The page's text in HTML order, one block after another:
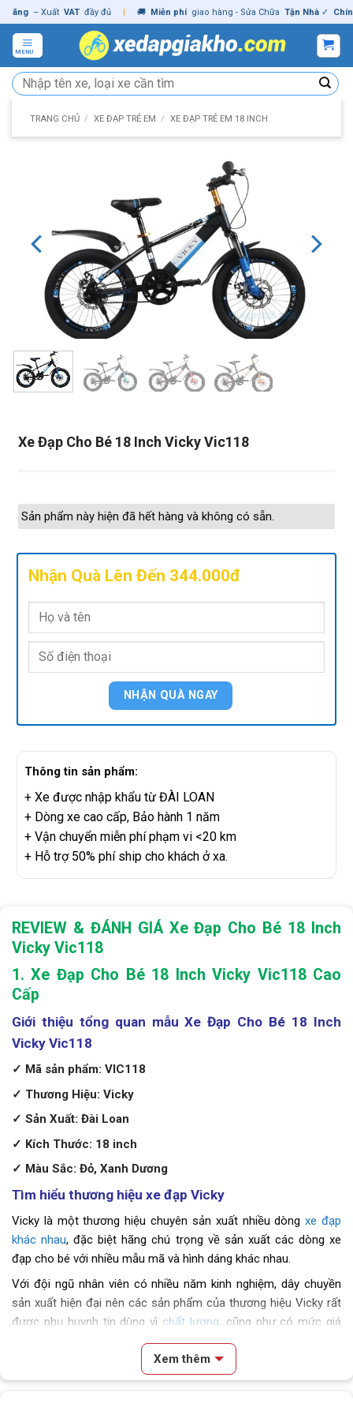
Skip
to
content
– Xuất VAT đầy đủ | 🚚 Miễn phí giao hàng - Sửa Chữa Tận Nhà ✓ Chính
MENU
Tìm
kiếm:
TRANG CHỦ / XE ĐẠP TRẺ EM / XE ĐẠP TRẺ EM 18 INCH
Xe Đạp Cho Bé 18 Inch Vicky Vic118
Sản phẩm này hiện đã hết hàng và không có sẵn.
Nhận Quà Lên Đến 344.000đ
Thông tin sản phẩm:
+ Xe được nhập khẩu từ ĐÀI LOAN
+ Dòng xe cao cấp, Bảo hành 1 năm
+ Vận chuyển miễn phí phạm vi <20 km
+ Hỗ trợ 50% phí ship cho khách ở xa.
REVIEW & ĐÁNH GIÁ Xe Đạp Cho Bé 18 Inch
Vicky Vic118
1.Xe Đạp Cho Bé 18 Inch Vicky Vic118 Cao
Cấp
Giới thiệu tổng quan mẫu Xe Đạp Cho Bé 18 Inch
Vicky Vic118
✓ Mã sản phẩm: VIC118
✓ Thương Hiệu: Vicky
✓ Sản Xuất: Đài Loan
✓ Kích Thước: 18 inch
✓ Màu Sắc: Đỏ, Xanh Dương
Tìm hiểu thương hiệu xe đạp Vicky
Vicky là một thương hiệu chuyên sản xuất nhiều dòng xe đạp
khác nhau, đặc biệt hãng chú trọng về sản xuất các dòng xe
đạp cho bé với nhiều mẫu mã và hình dáng khác nhau.
Với đội ngũ nhân viên có nhiều năm kinh nghiệm, dây chuyền
sản xuất hiện đại nên các sản phẩm của thương hiệu Vicky rất
được phụ huynh tin dùng vì chất lượng, cũng như có mức giá
Xe Đạp Cho Bé 18 Inch Vicky Vic118 Hiện
Đại
Xem thêm